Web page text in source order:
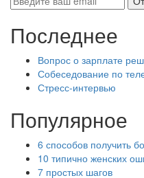
Последнее
Вопрос о зарплате
Собеседование по
Стресс-интервью
Популярное
6 способов получить
10 типично женских
7 простых шагов